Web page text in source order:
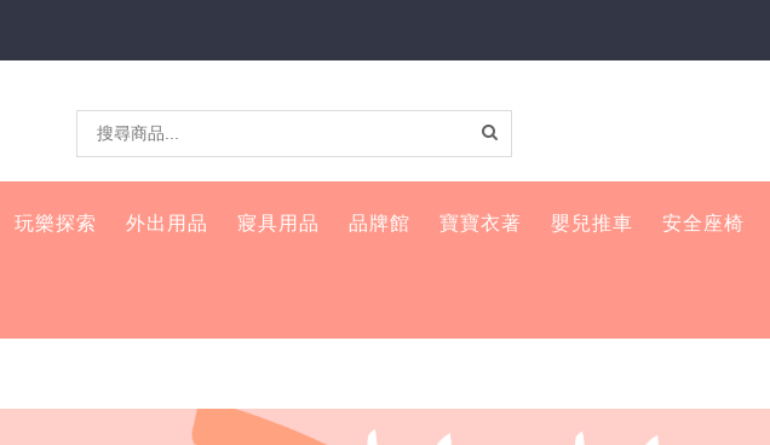
玩樂探索 外出用品 寢具用品 品牌館 寶寶衣著 嬰兒推車 安全座椅